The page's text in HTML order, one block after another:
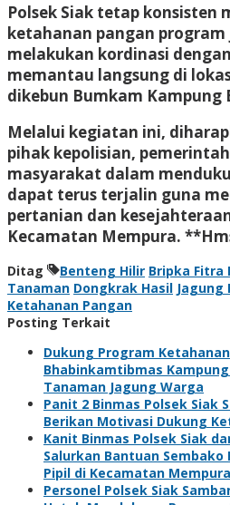
Polsek Siak tetap konsisten
ketahanan pangan
melakukan kordinasi
memantau langsung di
dikebun Bumkam Kampung
Melalui kegiatan ini,
pihak kepolisian,
masyarakat dalam
dapat terus terjalin guna
pertanian dan
Kecamatan Mempura.
Ditag Benteng Hilir Bripka Fitra
Tanaman Dongkrak Hasil Jagung
Ketahanan Pangan
Posting Terkait
Dukung Program
Bhabinkamtibmas
Tanaman Jagung Warga
Panit 2 Binmas Polsek Siak
Berikan Motivasi Dukung
Kanit Binmas Polsek Siak
Salurkan Bantuan Sembako
Pipil di Kecamatan Mempura
Personel Polsek Siak